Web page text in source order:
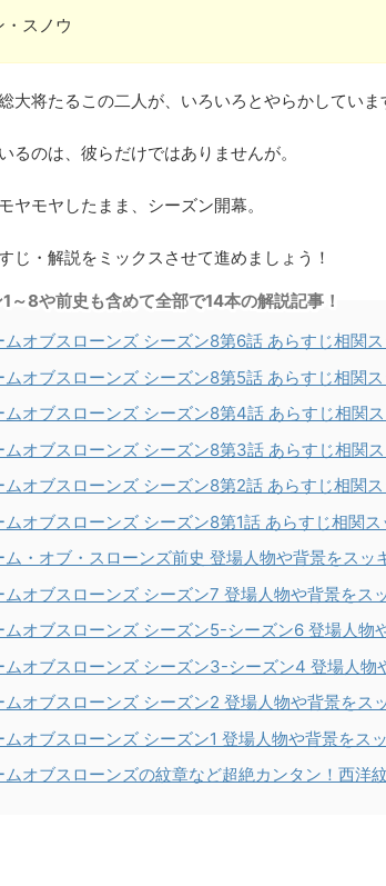
スノウ
大将たるこの二人が、いろいろとやらかしていま
るのは、彼らだけではありませんが。
ヤモヤしたまま、シーズン開幕。
じ・解説をミックスさせて進めましょう！
～8や前史も含めて全部で14本の解説記事！
ムオブスローンズ シーズン8第6話 あらすじ相関ス
ムオブスローンズ シーズン8第5話 あらすじ相関ス
ムオブスローンズ シーズン8第4話 あらすじ相関ス
ムオブスローンズ シーズン8第3話 あらすじ相関ス
ムオブスローンズ シーズン8第2話 あらすじ相関ス
ムオブスローンズ シーズン8第1話 あらすじ相関ス
ム・オブ・スローンズ前史 登場人物や背景をスッ
ムオブスローンズ シーズン7 登場人物や背景をス
ムオブスローンズ シーズン5-シーズン6 登場人物
ムオブスローンズ シーズン3-シーズン4 登場人物
ムオブスローンズ シーズン2 登場人物や背景をス
ムオブスローンズ シーズン1 登場人物や背景をス
ムオブスローンズの紋章など超絶カンタン！西洋